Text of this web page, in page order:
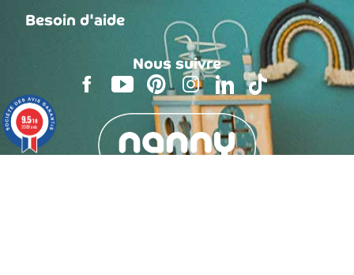
Besoin d'aide
Nous suivre
9.5/10
3589 avis